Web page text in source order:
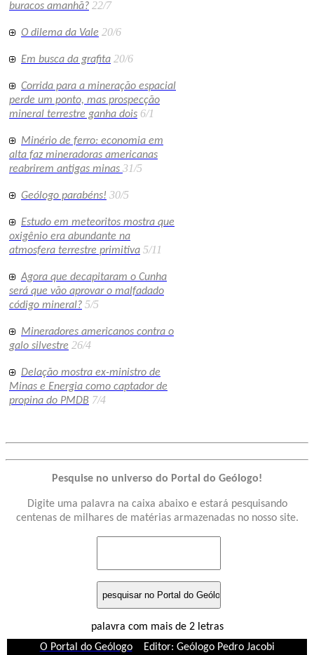
buracos amanhã? 22/7
O dilema da Vale 20/6
Em busca da grafita 20/6
Corrida para a mineração espacial
perde um ponto, mas prospecção
mineral terrestre ganha dois 6/1
Minério de ferro: economia em
alta faz mineradoras americanas
reabrirem antigas minas 31/5
Geólogo parabéns! 30/5
Estudo em meteoritos mostra que
oxigênio era abundante na
atmosfera terrestre primitiva 5/11
Agora que decapitaram o Cunha
será que vão aprovar o malfadado
código mineral? 5/5
Mineradores americanos contra o
galo silvestre 26/4
Delação mostra ex-ministro de
Minas e Energia como captador de
propina do PMDB 7/4
Pesquise no universo do Portal do Geólogo!
Digite uma palavra na caixa abaixo e estará pesquisando
centenas de milhares de matérias armazenadas no nosso site.
palavra com mais de 2 letras
O Portal do Geólogo
Editor: Geólogo Pedro Jacobi